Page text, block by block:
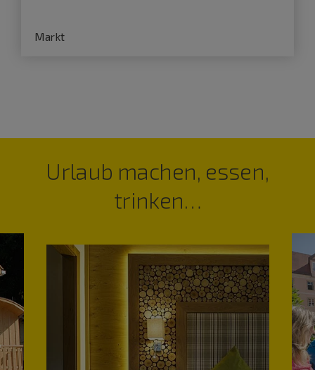
Markt
Urlaub machen, essen,
trinken…